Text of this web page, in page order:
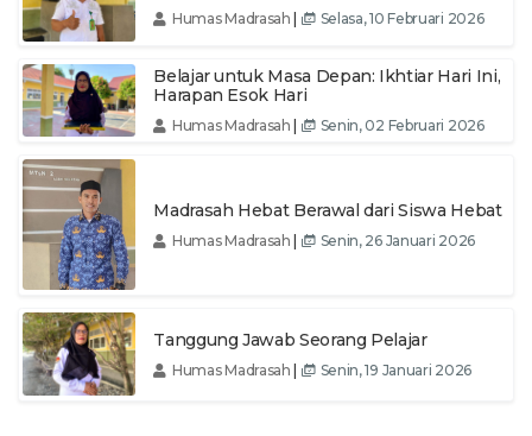
Humas Madrasah Selasa, 10 Februari 2026
Belajar untuk Masa Depan: Ikhtiar Hari Ini,
Harapan Esok Hari
Humas Madrasah Senin, 02 Februari 2026
Madrasah Hebat Berawal dari Siswa Hebat
Humas Madrasah Senin, 26 Januari 2026
Tanggung Jawab Seorang Pelajar
Humas Madrasah Senin, 19 Januari 2026